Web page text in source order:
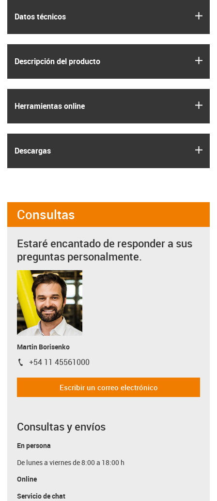
Datos técnicos
Descripción del producto
Herramientas online
Descargas
Consultas
Estaré encantado de responder a sus
preguntas personalmente.
Martin Borisenko
igus-icon-phone
+54 11 45561000
Escribir un correo electrónico
Consultas y envíos
En persona
De lunes a viernes de 8:00 a 18:00 h
Online
Servicio de chat